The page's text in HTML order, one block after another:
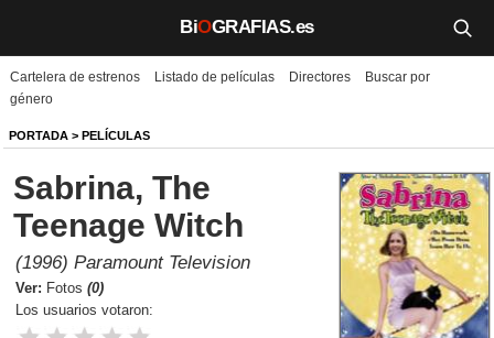
BiOGRAFIAS.es
Biografías
Películas
TV
Música
Un día como hoy
Videos
Cartelera de estrenos Listado de películas Directores
Buscar por
género
PORTADA > PELÍCULAS
Sabrina, The
Teenage Witch
(1996) Paramount Television
Ver: Fotos (0)
Los usuarios votaron: